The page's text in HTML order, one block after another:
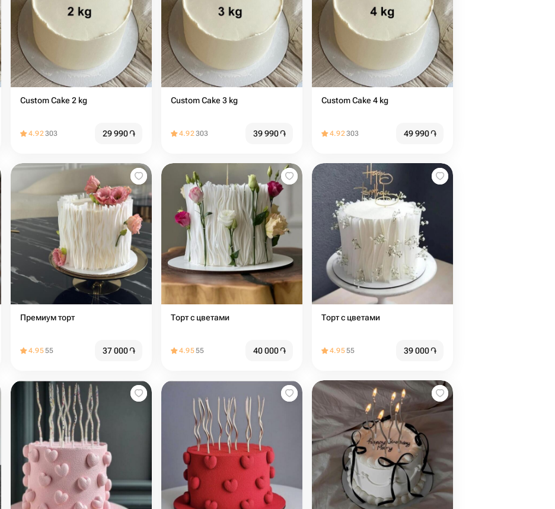
Custom Cake 2 kg
4.92303 29 990֏
Custom Cake 3 kg
4.92303 39 990֏
Custom Cake 4 kg
4.92303 49 990֏
Премиум торт
4.9555 37 000֏
Торт с цветами
4.9555 40 000֏
Торт с цветами
4.9555 39 000֏